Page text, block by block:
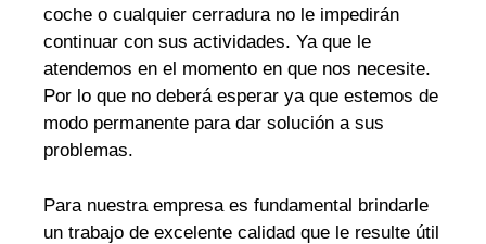
coche o cualquier cerradura no le impedirán
continuar con sus actividades. Ya que le
atendemos en el momento en que nos necesite.
Por lo que no deberá esperar ya que estemos de
modo permanente para dar solución a sus
problemas.
Para nuestra empresa es fundamental brindarle
un trabajo de excelente calidad que le resulte útil